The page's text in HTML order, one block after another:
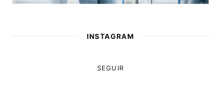
INSTAGRAM
SEGUIR